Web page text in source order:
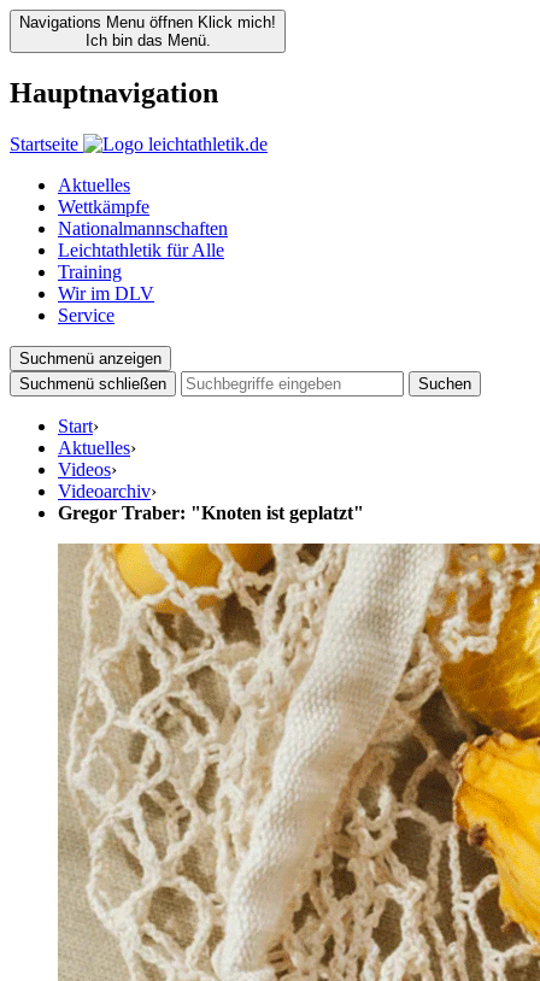
Navigations Menu öffnen Klick mich!
Ich bin das Menü.
Hauptnavigation
Startseite
Aktuelles
Wettkämpfe
Nationalmannschaften
Leichtathletik für Alle
Training
Wir im DLV
Service
Suchmenü anzeigen
Suchmenü schließen
Suchen
Start›
Aktuelles›
Videos›
Videoarchiv›
Gregor Traber: "Knoten ist geplatzt"